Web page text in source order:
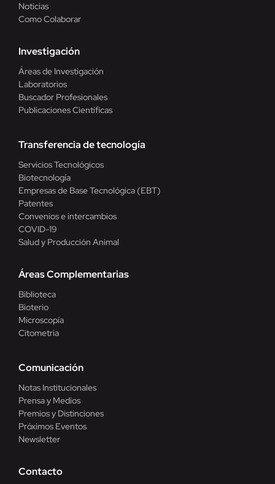
Noticias
Como Colaborar
Investigación
Áreas de Investigación
Laboratorios
Buscador Profesionales
Publicaciones Científicas
Transferencia de tecnología
Servicios Tecnológicos
Biotecnología
Empresas de Base Tecnológica (EBT)
Patentes
Convenios e intercambios
COVID-19
Salud y Producción Animal
Áreas Complementarias
Biblioteca
Bioterio
Microscopía
Citometría
Comunicación
Notas Institucionales
Prensa y Medios
Premios y Distinciones
Próximos Eventos
Newsletter
Contacto